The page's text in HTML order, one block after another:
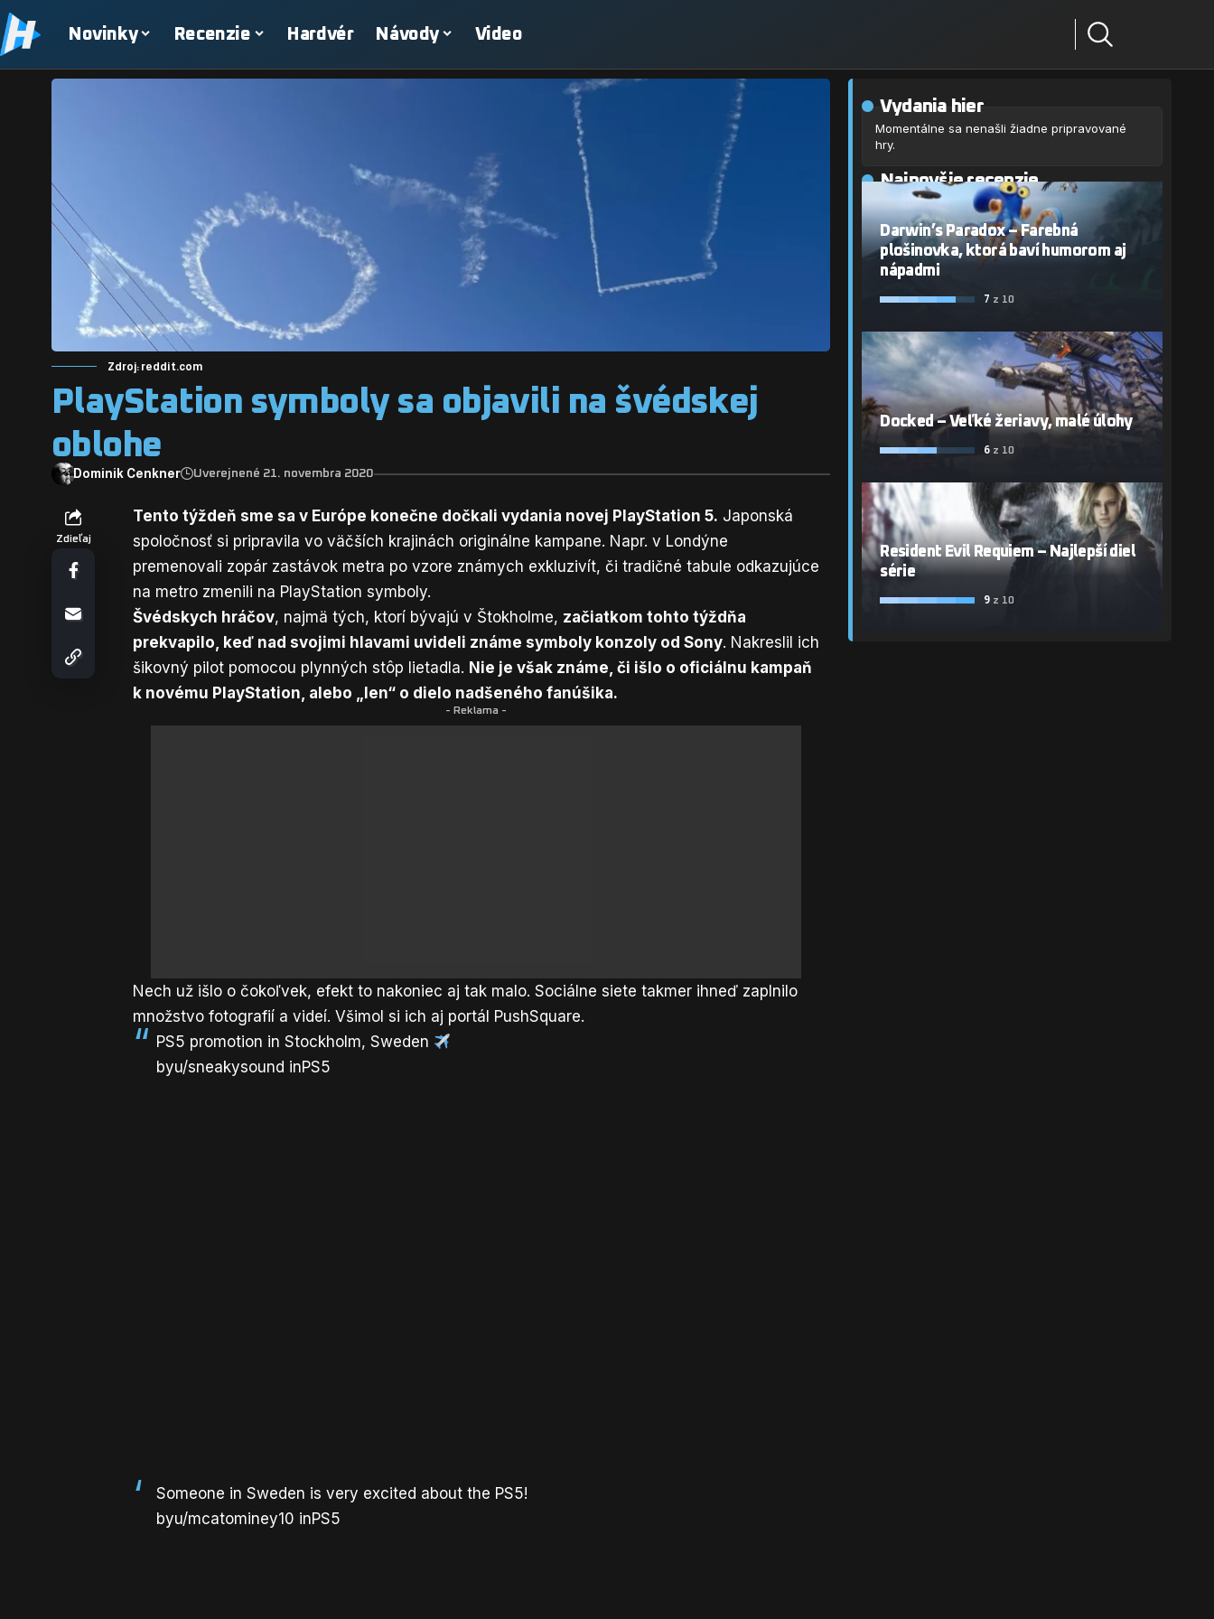
Novinky Recenzie Hardvér Návody Video
Zdroj: reddit.com
PlayStation symboly sa objavili na švédskej
oblohe
Dominik Cenkner Uverejnené 21. novembra 2020
Zdieľaj
Tento týždeň sme sa v Európe konečne dočkali vydania novej PlayStation 5. Japonská
spoločnosť si pripravila vo väčších krajinách originálne kampane. Napr.v Londýne
premenovali zopár zastávok metra po vzore známych exkluzivít, či tradičné tabule odkazujúce
na metro zmenili na PlayStation symboly.
Švédskych hráčov, najmä tých, ktorí bývajú v Štokholme, začiatkom tohto týždňa
prekvapilo, keď nad svojimi hlavami uvideli známe symboly konzoly od Sony. Nakreslil ich
šikovný pilot pomocou plynných stôp lietadla. Nie je však známe, či išlo o oficiálnu kampaň
k novému PlayStation, alebo „len“ o dielo nadšeného fanúšika.
- Reklama -
Nech už išlo o čokoľvek, efekt to nakoniec aj tak malo. Sociálne siete takmer ihneď zaplnilo
množstvo fotografií a videí. Všimol si ich aj portál PushSquare.
PS5 promotion in Stockholm, Sweden
byu/sneakysound inPS5
Someone in Sweden is very excited about the PS5!
byu/mcatominey10 inPS5
Vydania hier
Momentálne sa nenašli žiadne pripravované
hry.
Najnovšie recenzie
Darwin’s Paradox – Farebná
plošinovka, ktorá baví humorom aj
nápadmi
7 z 10
Docked – Veľké žeriavy, malé úlohy
6 z 10
Resident Evil Requiem – Najlepší diel
série
9 z 10